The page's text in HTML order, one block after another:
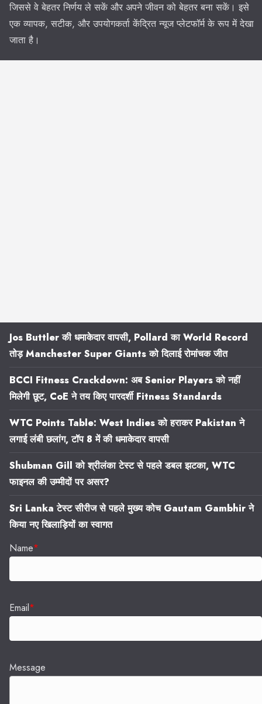
जिससे वे बेहतर निर्णय ले सकें और अपने जीवन को बेहतर बना सकें। इसे
एक व्यापक, सटीक, और उपयोगकर्ता केंद्रित न्यूज प्लेटफॉर्म के रूप में देखा
जाता है।
Jos Buttler की धमाकेदार वापसी, Pollard का World Record
तोड़ Manchester Super Giants को दिलाई रोमांचक जीत
BCCI Fitness Crackdown: अब Senior Players को नहीं
मिलेगी छूट, CoE ने तय किए पारदर्शी Fitness Standards
WTC Points Table: West Indies को हराकर Pakistan ने
लगाई लंबी छलांग, टॉप 8 में की धमाकेदार वापसी
Shubman Gill को श्रीलंका टेस्ट से पहले डबल झटका, WTC
फाइनल की उम्मीदों पर असर?
Sri Lanka टेस्ट सीरीज से पहले मुख्य कोच Gautam Gambhir ने
किया नए खिलाड़ियों का स्वागत
Name*
Email*
Message